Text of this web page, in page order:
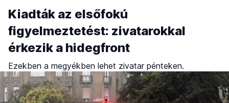
Kiadták az elsőfokú
figyelmeztetést: zivatarokkal
érkezik a hidegfront
Ezekben a megyékben lehet zivatar pénteken.